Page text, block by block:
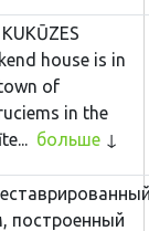
house is in
of
in the
больше
построенный